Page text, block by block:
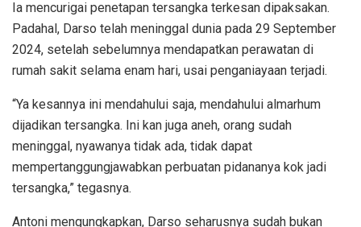
Ia mencurigai penetapan tersangka terkesan dipaksakan.
Padahal, Darso telah meninggal dunia pada 29 September
2024, setelah sebelumnya mendapatkan perawatan di
rumah sakit selama enam hari, usai penganiayaan terjadi.
“Ya kesannya ini mendahului saja, mendahului almarhum
dijadikan tersangka. Ini kan juga aneh, orang sudah
meninggal, nyawanya tidak ada, tidak dapat
mempertanggungjawabkan perbuatan pidananya kok jadi
tersangka,” tegasnya.
Antoni mengungkapkan, Darso seharusnya sudah bukan